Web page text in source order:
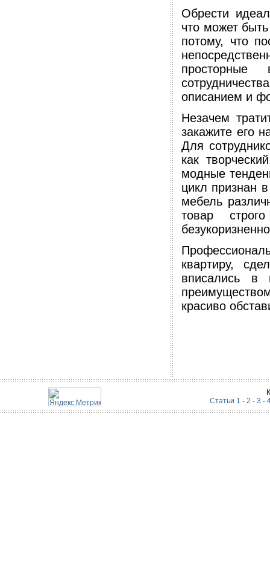
Обрести
что может
потому, что
просторные
описанием и
Незачем
закажите его
Для
как
модные
цикл признан
мебель
товар
квартиру,
вписались в
красиво
Статьи 1 - 2 - 3 -